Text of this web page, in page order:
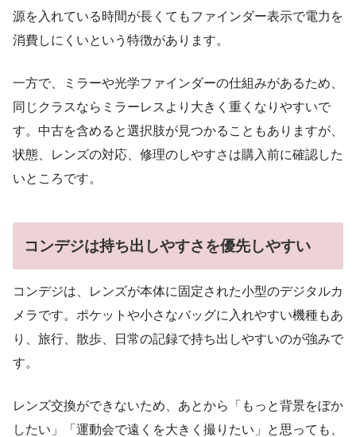
源を入れている時間が長くてもファインダー表示で電力を
消費しにくいという特徴があります。
一方で、ミラーや光学ファインダーの仕組みがあるため、
同じクラスならミラーレスより大きく重くなりやすいで
す。中古を含めると選択肢が見つかることもありますが、
状態、レンズの対応、修理のしやすさは購入前に確認した
いところです。
コンデジは持ち出しやすさを優先しやすい
コンデジは、レンズが本体に固定された小型のデジタルカ
メラです。ポケットや小さなバッグに入れやすい機種もあ
り、旅行、散歩、日常の記録で持ち出しやすいのが強みで
す。
レンズ交換ができないため、あとから「もっと背景をぼか
したい」「運動会で遠くを大きく撮りたい」と思っても、